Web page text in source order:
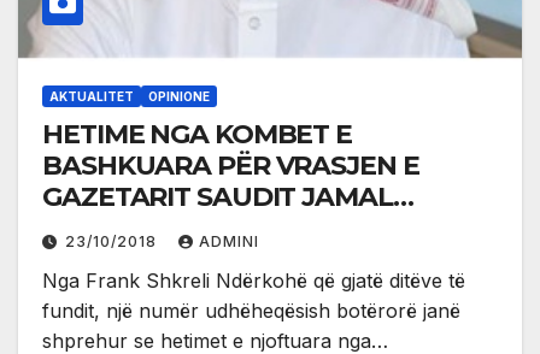
AKTUALITET OPINIONE
HETIME NGA KOMBET E
BASHKUARA PËR VRASJEN E
GAZETARIT SAUDIT JAMAL
KHASHOGGI
23/10/2018 ADMINI
Nga Frank Shkreli Ndërkohë që gjatë ditëve të
fundit, një numër udhëheqësish botërorë janë
shprehur se hetimet e njoftuara nga…